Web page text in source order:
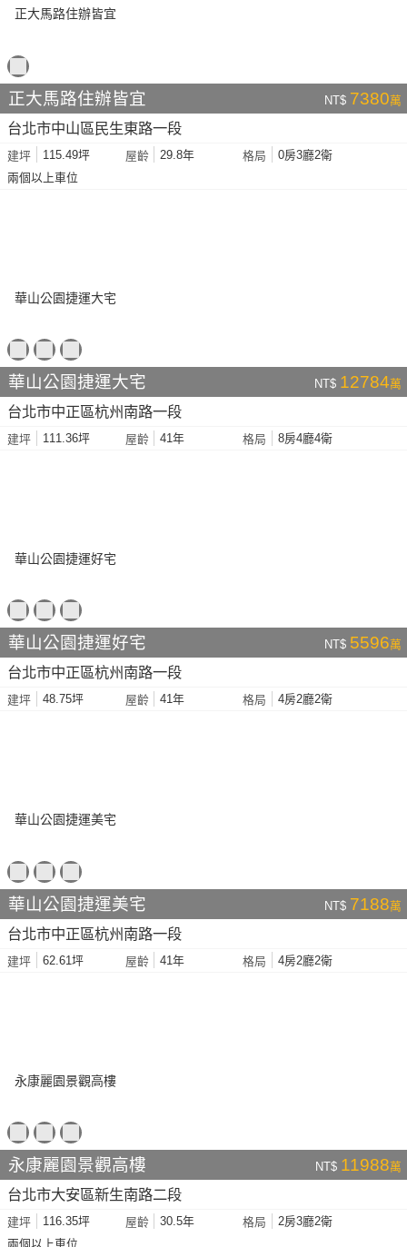
正大馬路住辦皆宜 NT$ 7380萬
台北市中山區民生東路一段
建坪 115.49坪 屋齡 29.8年 格局
0房3廳2衛
兩個以上車位
華山公園捷運大宅 NT$ 12784萬
台北市中正區杭州南路一段
建坪 111.36坪 屋齡 41年 格局 8房4廳4衛
華山公園捷運好宅 NT$ 5596萬
台北市中正區杭州南路一段
建坪 48.75坪 屋齡 41年 格局 4房2廳2衛
華山公園捷運美宅 NT$ 7188萬
台北市中正區杭州南路一段
建坪 62.61坪 屋齡 41年 格局 4房2廳2衛
永康麗園景觀高樓 NT$ 11988萬
台北市大安區新生南路二段
建坪 116.35坪 屋齡 30.5年 格局
2房3廳2衛
兩個以上車位